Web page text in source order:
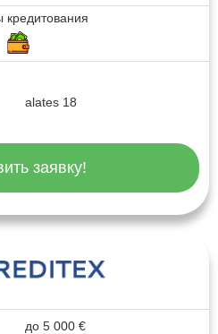
кредитования
alates 18
заявку!
до 5 000 €